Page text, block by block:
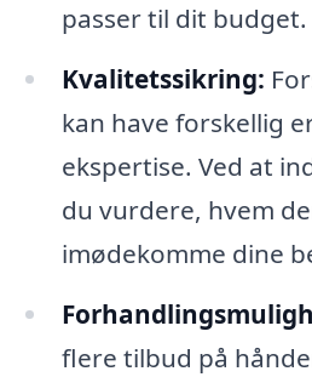
passer til dit budget.
Kvalitetssikring:
kan have forskellig
ekspertise. Ved at
du vurdere, hvem
imødekomme dine
flere tilbud på